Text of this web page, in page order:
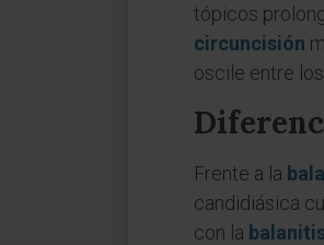
tópicos
circuncisión
oscile entre
Frente a la
candidiásica
con la